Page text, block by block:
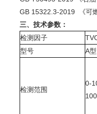
GB 15322.3-2019 《可
三、技术参数：
检测因子
型号
A型
检测范围
0-